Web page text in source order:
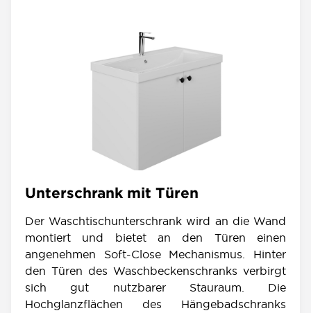
Unterschrank mit Türen
Der Waschtischunterschrank wird an die Wand
montiert und bietet an den Türen einen
angenehmen Soft-Close Mechanismus. Hinter
den Türen des Waschbeckenschranks verbirgt
sich gut nutzbarer Stauraum. Die
Hochglanzflächen des Hängebadschranks